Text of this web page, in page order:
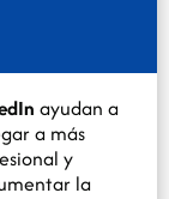
ayudan a
a más
y
la